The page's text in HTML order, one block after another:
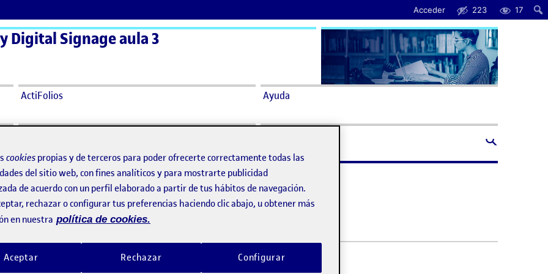
Acceder 223 17
Digital Signage aula 3
ActiFolios Ayuda
1:22 am
en Documento ejecutivo
cookies propias y de terceros para poder ofrecerte correctamente todas las
del sitio web, con fines analíticos y para mostrarte publicidad
de acuerdo con un perfil elaborado a partir de tus hábitos de navegación.
rechazar o configurar tus preferencias haciendo clic abajo, u obtener más
en nuestra política de cookies.
Rechazar
Aceptar Configurar